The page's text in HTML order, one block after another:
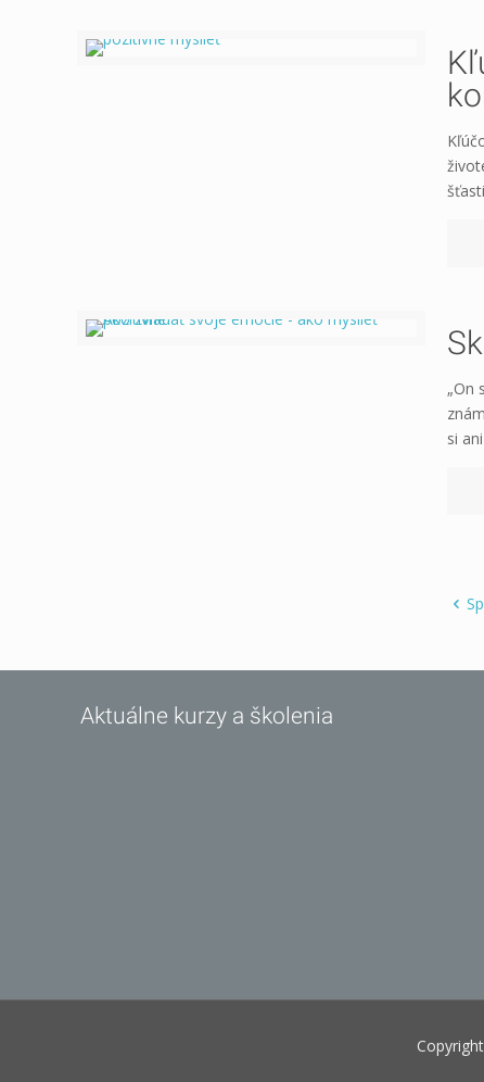
„On
si ani
Aktuálne kurzy a školenia